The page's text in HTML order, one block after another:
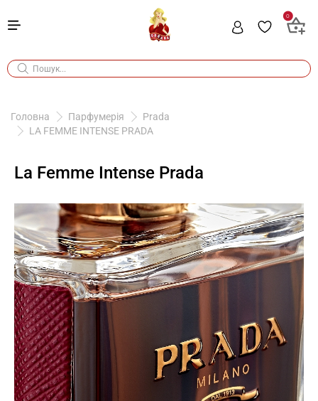
0
Головна Парфумерія
Prada
LA FEMME INTENSE PRADA
La Femme Intense Prada